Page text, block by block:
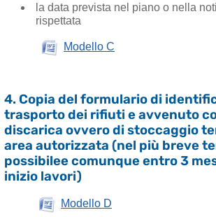
la data prevista nel piano o nella
rispettata
Modello C
4. Copia del formulario di
trasporto dei rifiuti e avvenuto
discarica ovvero di stoccaggio
area autorizzata (nel più breve
possibilee comunque entro 3
inizio lavori)
Modello D